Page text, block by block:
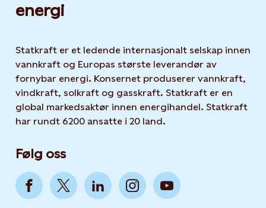
energi
Statkraft er et ledende internasjonalt selskap innen
vannkraft og Europas største leverandør av
fornybar energi. Konsernet produserer vannkraft,
vindkraft, solkraft og gasskraft. Statkraft er en
global markedsaktør innen energihandel. Statkraft
har rundt 6200 ansatte i 20 land.
Følg oss